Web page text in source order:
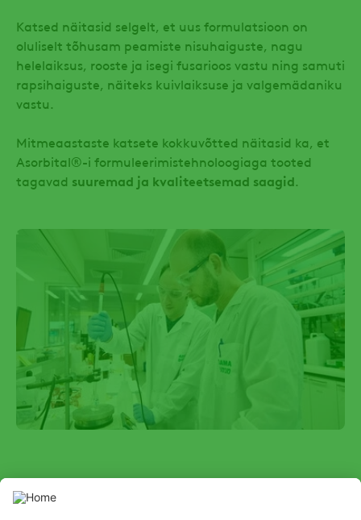
Katsed näitasid selgelt, et uus formulatsioon on
oluliselt tõhusam peamiste nisuhaiguste, nagu
helelaiksus, rooste ja isegi fusarioos vastu ning samuti
rapsihaiguste, näiteks kuivlaiksuse ja valgemädaniku
vastu.
Mitmeaastaste katsete kokkuvõtted näitasid ka, et
Asorbital®-i formuleerimistehnoloogiaga tooted
tagavad suuremad ja kvaliteetsemad saagid.